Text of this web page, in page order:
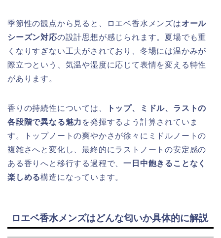
季節性の観点から見ると、ロエベ香水メンズはオール
シーズン対応の設計思想が感じられます。夏場でも重
くなりすぎない工夫がされており、冬場には温かみが
際立つという、気温や湿度に応じて表情を変える特性
があります。
香りの持続性については、
トップ、ミドル、ラストの
各段階で異なる魅力 を発揮するよう計算されていま
す。トップノートの爽やかさが徐々にミドルノートの
複雑さへと変化し、最終的にラストノートの安定感の
ある香りへと移行する過程で、一日中飽きることなく
楽しめる構造になっています。
ロエベ香水メンズはどんな匂いか具体的に解説